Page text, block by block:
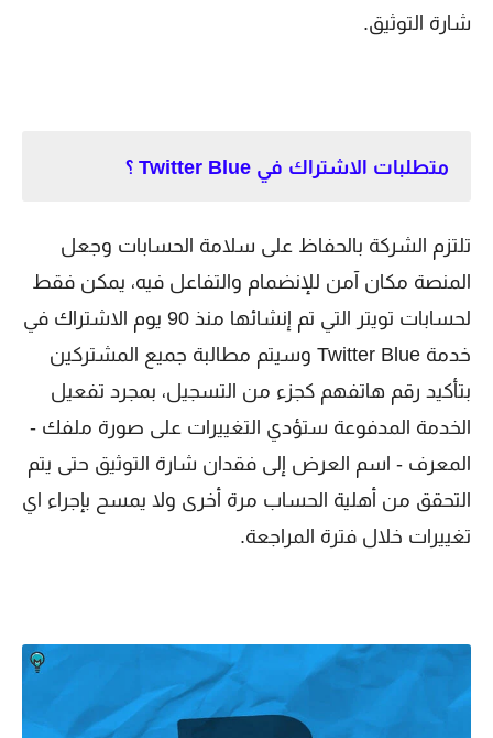
شارة التوثيق.
متطلبات الاشتراك في Twitter Blue ؟
تلتزم الشركة بالحفاظ على سلامة الحسابات وجعل
المنصة مكان آمن للإنضمام والتفاعل فيه، يمكن فقط
لحسابات تويتر التي تم إنشائها منذ 90 يوم الاشتراك في
خدمة Twitter Blue وسيتم مطالبة جميع المشتركين
بتأكيد رقم هاتفهم كجزء من التسجيل، بمجرد تفعيل
الخدمة المدفوعة ستؤدي التغييرات على صورة ملفك -
المعرف - اسم العرض إلى فقدان شارة التوثيق حتى يتم
التحقق من أهلية الحساب مرة أخرى ولا يمسح بإجراء اي
تغييرات خلال فترة المراجعة.